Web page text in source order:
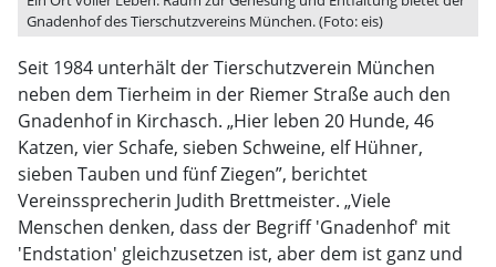
Gnadenhof des Tierschutzvereins München. (Foto: eis)
Seit 1984 unterhält der Tierschutzverein München
neben dem Tierheim in der Riemer Straße auch den
Gnadenhof in Kirchasch. „Hier leben 20 Hunde, 46
Katzen, vier Schafe, sieben Schweine, elf Hühner,
sieben Tauben und fünf Ziegen”, berichtet
Vereinssprecherin Judith Brettmeister. „Viele
Menschen denken, dass der Begriff 'Gnadenhof' mit
'Endstation' gleichzusetzen ist, aber dem ist ganz und